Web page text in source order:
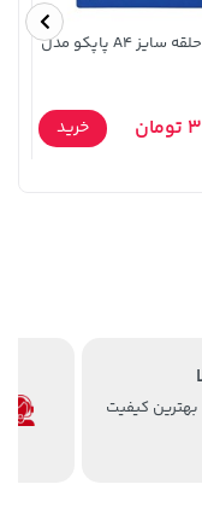
خرید
کلاسور 4 حلقه سایز A4 پاپکو مدل
خرید
کیفیت